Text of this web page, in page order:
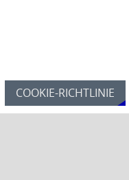
COOKIE-RICHTLINIE